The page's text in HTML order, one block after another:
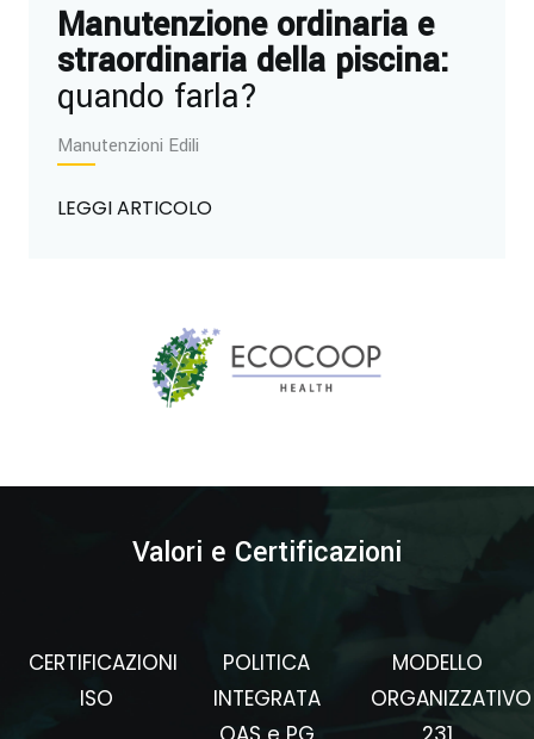
Manutenzione ordinaria e
straordinaria della piscina:
quando farla?
Manutenzioni Edili
LEGGI ARTICOLO
Valori e Certificazioni
CERTIFICAZIONI
ISO
POLITICA
INTEGRATA
MODELLO
ORGANIZZATIVO